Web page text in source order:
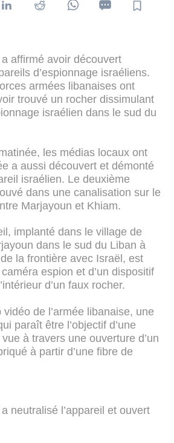
a affirmé avoir découvert
d’espionnage israéliens.
armées libanaises ont
trouvé un rocher dissimulant
israélien dans le sud du
les médias locaux ont
a aussi découvert et démonté
israélien. Le deuxième
dans une canalisation sur le
Marjayoun et Khiam.
implanté dans le village de
dans le sud du Liban à
la frontière avec Israël, est
espion et d’un dispositif
d’un faux rocher.
de l’armée libanaise, une
paraît être l’objectif d’une
à travers une ouverture d’un
à partir d’une fibre de
neutralisé l’appareil et ouvert